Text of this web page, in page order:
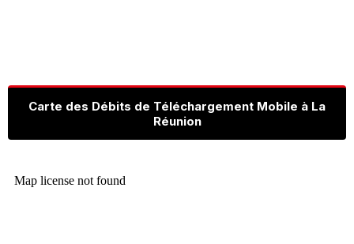
Carte des Débits de Téléchargement Mobile à La
Réunion